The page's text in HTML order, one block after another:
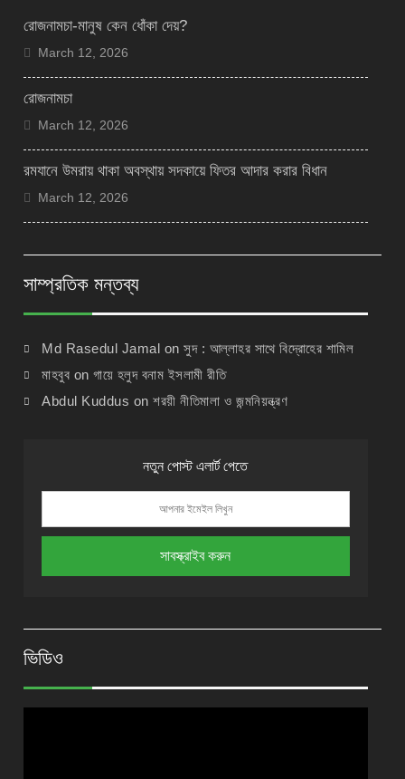
রোজনামচা-মানুষ কেন ধোঁকা দেয়?
March 12, 2026
রোজনামচা
March 12, 2026
রমযানে উমরায় থাকা অবস্থায় সদকায়ে ফিতর আদার করার বিধান
March 12, 2026
সাম্প্রতিক মন্তব্য
Md Rasedul Jamal onসুদ : আল্লাহর সাথে বিদ্রোহের শামিল
মাহবুব onগায়ে হলুদ বনাম ইসলামী রীতি
Abdul Kuddus onশরয়ী নীতিমালা ও জন্মনিয়ন্ত্রণ
নতুন পোস্ট এলার্ট পেতে
ভিডিও